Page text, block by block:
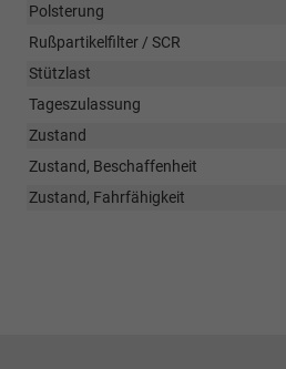
Polsterung
Rußpartikelfilter / SCR
Stützlast
Tageszulassung
Zustand
Zustand, Beschaffenheit
Zustand, Fahrfähigkeit